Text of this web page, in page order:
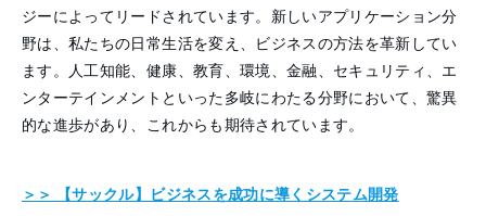
ジーによってリードされています。新しいアプリケーション分
野は、私たちの日常生活を変え、ビジネスの方法を革新してい
ます。人工知能、健康、教育、環境、金融、セキュリティ、エ
ンターテインメントといった多岐にわたる分野において、驚異
的な進歩があり、これからも期待されています。
＞＞ 【サックル】ビジネスを成功に導くシステム開発